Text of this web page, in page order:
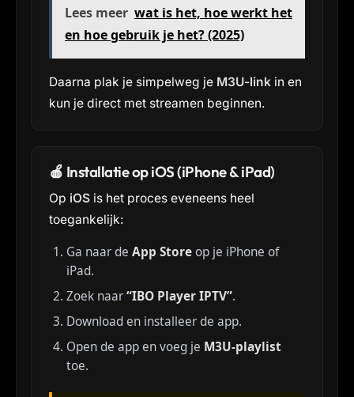
Lees meer wat is het, hoe werkt het
en hoe gebruik je het? (2025)
Daarna plak je simpelweg je M3U-link in en
kun je direct met streamen beginnen.
🍎 Installatie op iOS (iPhone & iPad)
Op iOS is het proces eveneens heel
toegankelijk:
Ga naar de App Storeop je iPhone of
iPad.
Zoek naar“IBO Player IPTV”.
Download en installeer de app.
Open de app en voeg je M3U-playlist
toe.